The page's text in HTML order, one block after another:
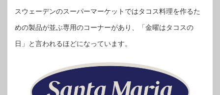
スウェーデンのスーパーマーケットではタコス料理を作るた
めの製品が並ぶ専用のコーナーがあり、「金曜はタコスの
日」と言われるほどになっています。